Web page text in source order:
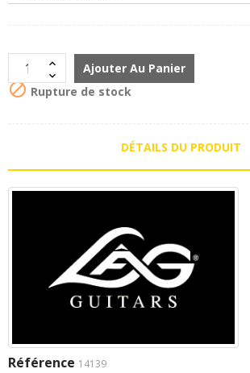
Ajouter Au Panier
 Rupture de stock
DÉTAILS DU PRODUIT
Référence 14139